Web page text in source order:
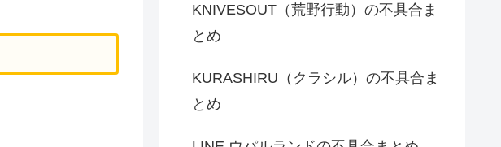
KNIVESOUT（荒野行動）の不具合ま
とめ
KURASHIRU（クラシル）の不具合ま
とめ